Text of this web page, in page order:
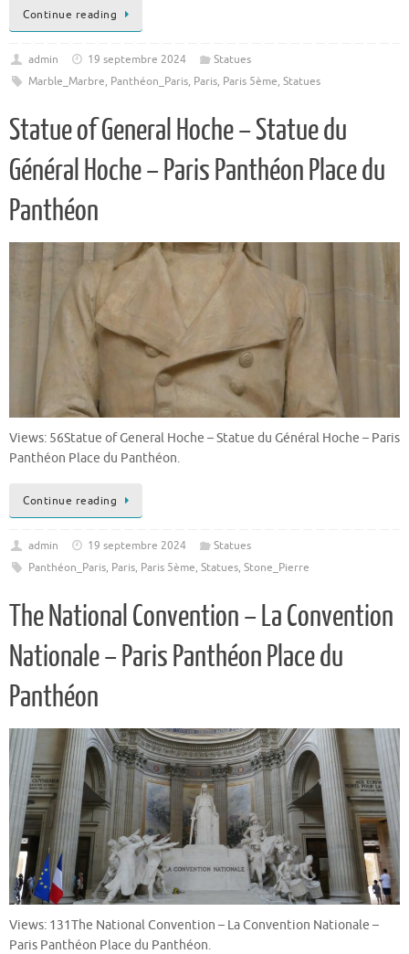
Continue reading
admin 19 septembre 2024
Statues
Marble_Marbre, Panthéon_Paris, Paris, Paris 5ème, Statues
Statue of General Hoche – Statue du
Général Hoche – Paris Panthéon Place du
Panthéon
Views: 56Statue of General Hoche – Statue du Général Hoche – Paris
Panthéon Place du Panthéon.
Continue reading
admin 19 septembre 2024
Statues
Panthéon_Paris, Paris, Paris 5ème, Statues, Stone_Pierre
The National Convention – La Convention
Nationale – Paris Panthéon Place du
Panthéon
Views: 131The National Convention – La Convention Nationale –
Paris Panthéon Place du Panthéon.